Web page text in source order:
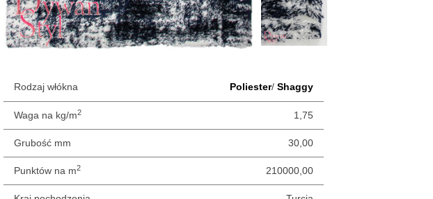
Rodzaj włókna Poliester/ Shaggy
Waga na kg/m2 1,75
Grubość mm 30,00
Punktów na m2 210000,00